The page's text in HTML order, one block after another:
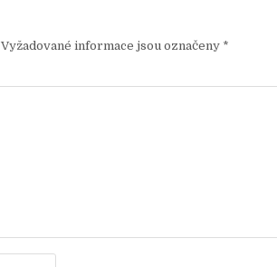
Vyžadované informace jsou označeny *